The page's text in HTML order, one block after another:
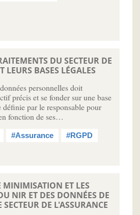
DU SECTEUR DE
LEURS BASES LÉGALES
personnelles doit
précis et se fonder sur une base
par le responsable pour
fonction de ses…
#Assurance #RGPD
MINIMISATION ET LES
NIR ET DES DONNÉES DE
DE L'ASSURANCE